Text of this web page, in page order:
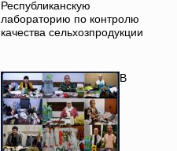
Республиканскую
лабораторию по контролю
качества сельхозпродукции
В